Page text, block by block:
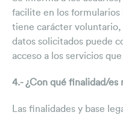
facilite en los
tiene carácter voluntario,
datos solicitados puede
acceso a los servicios
4.- ¿Con qué finalidad/es
Las finalidades y base